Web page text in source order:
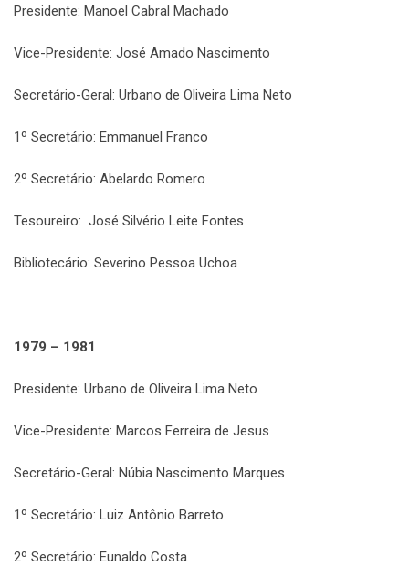
Presidente: Manoel Cabral Machado
Vice-Presidente: José Amado Nascimento
Secretário-Geral: Urbano de Oliveira Lima Neto
1º Secretário: Emmanuel Franco
2º Secretário: Abelardo Romero
Tesoureiro: José Silvério Leite Fontes
Bibliotecário: Severino Pessoa Uchoa
1979 – 1981
Presidente: Urbano de Oliveira Lima Neto
Vice-Presidente: Marcos Ferreira de Jesus
Secretário-Geral: Núbia Nascimento Marques
1º Secretário: Luiz Antônio Barreto
2º Secretário: Eunaldo Costa